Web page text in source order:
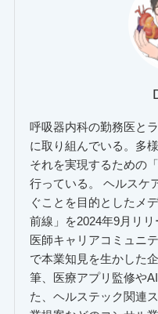
呼吸器内科の勤務医と
に取り組んでいる。多
それを実現するための
行っている。 ヘルスケ
ぐことを目的としたメ
前線」を2024年9月リ
医師キャリアコミュニ
で本業知見を生かした
筆、医療アプリ監修や
た、ヘルステック関連